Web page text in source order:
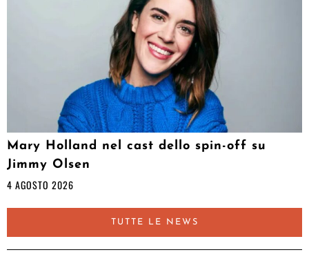
Mary Holland nel cast dello spin-off su
Jimmy Olsen
4 AGOSTO 2026
TUTTE LE NEWS